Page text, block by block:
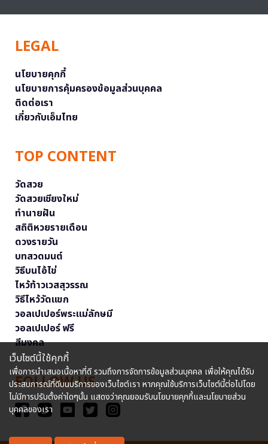
LEGAL
นโยบายคุกกี้
นโยบายการคุ้มครองข้อมูลส่วนบุคคล
ติดต่อเรา
เกี่ยวกับเอ็มไทย
TOP CONTENT
วัดสวย
วัดสวยเชียงใหม่
ทำนายฝัน
สถิติหวยรายเดือน
ดวงรายวัน
บทสวดมนต์
วิธีบนไอ้ไข่
ไหว้ท้าวเวสสุวรรณ
วิธีไหว้วัดแขก
วอลเปเปอร์พระแม่ลักษมี
วอลเปเปอร์ ฟรี
สีมงคล
FOLLOW US
เว็บไซต์นี้ใช้คุกกี้
เพื่อการนำเสนอเนื้อหาที่ดี รวมถึงการจัดการข้อมูลส่วนบุคคล เพื่อให้คุณได้รับ
ประสบการณ์ที่ดีบนบริการของเว็บไซต์เรา หากคุณใช้บริการเว็บไซต์นี้ต่อไปโดย
ไม่มีการปรับตั้งค่าใดๆนั้น แสดงว่าคุณยอมรับนโยบายคุกกี้และนโยบายส่วน
บุคคลของเรา